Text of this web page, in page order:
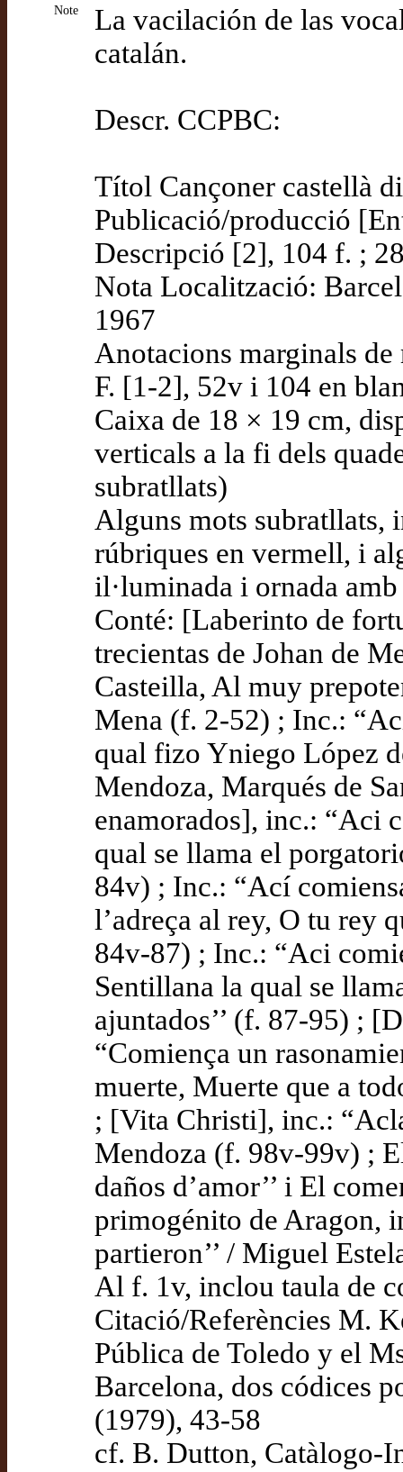
Note
La vacilación de las
catalán.
Descr. CCPBC:
Títol Cançoner castellà
Publicació/producció
Descripció [2], 104 f. ;
Nota Localització:
1967
Anotacions marginals
F. [1-2], 52v i 104 en
Caixa de 18 × 19 cm,
verticals a la fi dels
subratllats)
Alguns mots subratllats,
rúbriques en vermell, i
il·luminada i ornada
Conté: [Laberinto de
trecientas de Johan de
Casteilla, Al muy
Mena (f. 2-52) ; Inc.:
qual fizo Yniego López
Mendoza, Marqués de
enamorados], inc.: “Aci
qual se llama el
84v) ; Inc.: “Ací
l’adreça al rey, O tu rey
84v-87) ; Inc.: “Aci
Sentillana la qual se
ajuntados’’ (f. 87-95) ;
“Comiença un
muerte, Muerte que a
; [Vita Christi], inc.:
Mendoza (f. 98v-99v) ;
daños d’amor’’ i El
primogénito de Aragon,
partieron’’ / Miguel
Al f. 1v, inclou taula de
Citació/Referències M.
Pública de Toledo y el
Barcelona, dos códices
(1979), 43-58
cf. B. Dutton, Catàlogo-